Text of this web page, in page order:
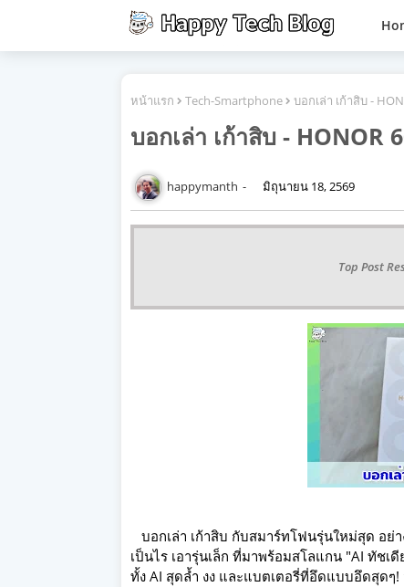
หน้าแรก Tech-Smartphone บอกเล่า เก้าสิบ -
บอกเล่า เก้าสิบ - HONOR
happymanth มิถุนายน 18, 2569
Top Post
บอกเล่า เก้าสิบ กับสมาร์ทโฟนรุ่นใหม่สุด อย่า
เป็นไร เอารุ่นเล็ก ที่มาพร้อมสโลแกน "AI ทัชเ
ทั้ง AI สุดล้ำ งง และแบตเตอรี่ที่อึดแบบอึดสุดๆ!